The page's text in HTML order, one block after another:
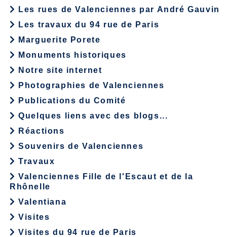
Les rues de Valenciennes par André Gauvin
Les travaux du 94 rue de Paris
Marguerite Porete
Monuments historiques
Notre site internet
Photographies de Valenciennes
Publications du Comité
Quelques liens avec des blogs...
Réactions
Souvenirs de Valenciennes
Travaux
Valenciennes Fille de l'Escaut et de la
Rhônelle
Valentiana
Visites
Visites du 94 rue de Paris